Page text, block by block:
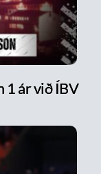
1 ár við ÍBV